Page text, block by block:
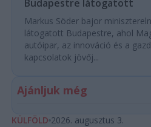
Budapestre látogatott
Markus Söder bajor
látogatott Budapestre, ahol
autóipar, az innováció és a
kapcsolatok jövőj...
Ajánljuk még
KÜLFÖLD 2026. augusztus 3.